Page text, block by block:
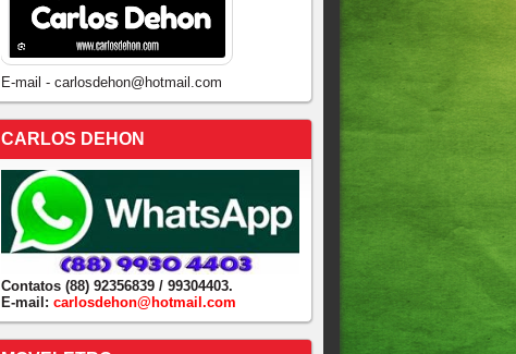
E-mail - carlosdehon@hotmail.com
CARLOS DEHON
Contatos (88) 92356839 / 99304403.
E-mail: carlosdehon@hotmail.com